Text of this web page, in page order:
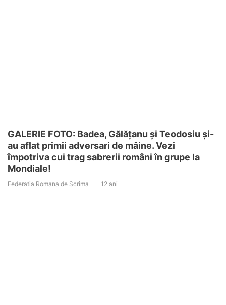
GALERIE FOTO: Badea, Gălățanu și Teodosiu și-
au aflat primii adversari de mâine. Vezi
împotriva cui trag sabrerii români în grupe la
Mondiale!
Federatia Romana de Scrima 12 ani